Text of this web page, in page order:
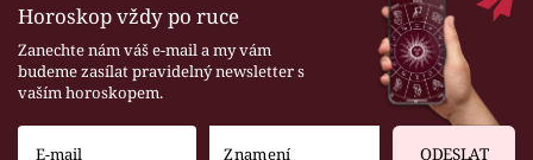
Horoskop vždy po ruce
Zanechte nám váš e-mail a my vám
budeme zasílat pravidelný newsletter s
vaším horoskopem.
ODESLAT